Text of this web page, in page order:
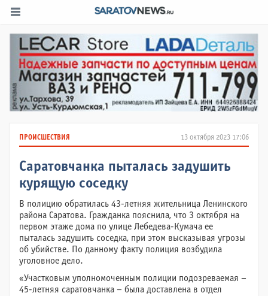
13 октября 2023 17:06
ПРОИСШЕСТВИЯ
Саратовчанка пыталась задушить
курящую соседку
В полицию обратилась 43-летняя жительница Ленинского
района Саратова. Гражданка пояснила, что 3 октября на
первом этаже дома по улице Лебедева-Кумача ее
пыталась задушить соседка, при этом высказывая угрозы
об убийстве. По данному факту полиция возбудила
уголовное дело.
«Участковым уполномоченным полиции подозреваемая –
45-летняя саратовчанка – была доставлена в отдел